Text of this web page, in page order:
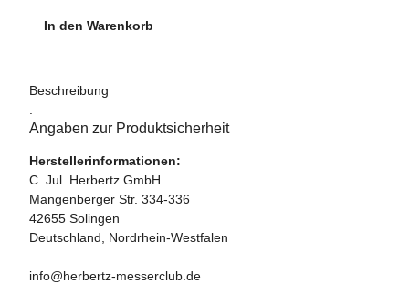
In den Warenkorb
Beschreibung
Angaben zur Produktsicherheit
Herstellerinformationen:
C. Jul. Herbertz GmbH
Mangenberger Str. 334-336
42655 Solingen
Deutschland, Nordrhein-Westfalen
info@herbertz-messerclub.de